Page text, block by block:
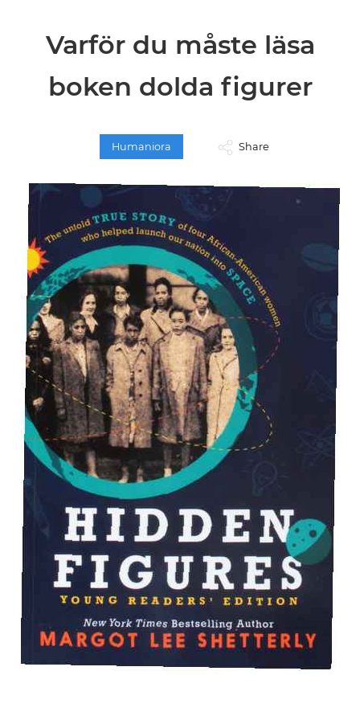
Varför du måste läsa
boken dolda figurer
Humaniora Share